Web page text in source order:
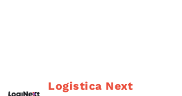
Logistica Next